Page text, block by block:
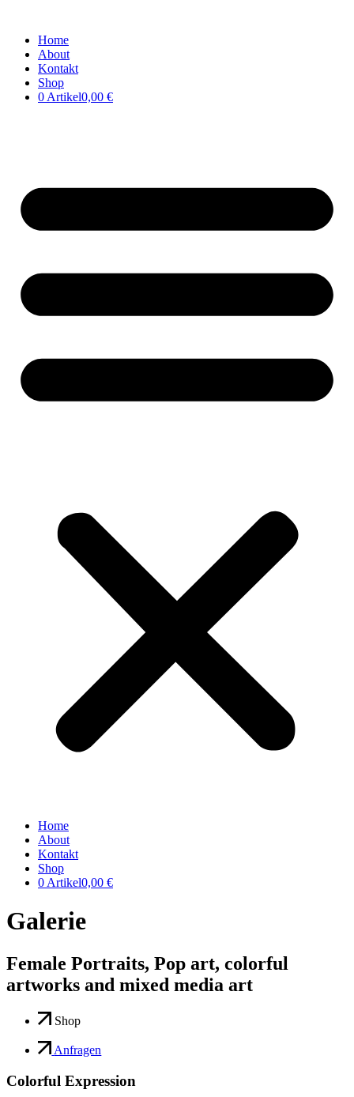
Home
About
Kontakt
Shop
0 Artikel0,00 €
Home
About
Kontakt
Shop
0 Artikel0,00 €
Galerie
Female Portraits, Pop art, colorful
artworks and mixed media art
Shop
Anfragen
Colorful Expression